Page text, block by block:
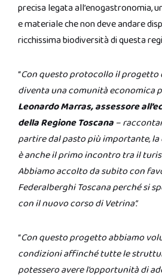
precisa legata all’enogastronomia,
e materiale che non deve andare
ricchissima biodiversità di questa
“Con questo protocollo il progetto
diventa una comunità economica
Leonardo Marras, assessore
della Regione Toscana –
partire dal pasto più importante, la
è anche il primo incontro tra il
Abbiamo accolto da subito con
Federalberghi Toscana perché si
con il nuovo corso di Vetrina”.
“Con questo progetto abbiamo
condizioni affinché tutte le
potessero avere l’opportunità di